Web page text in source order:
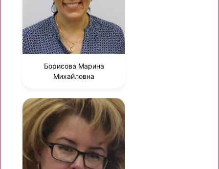
Борисова Марина
Михайловна